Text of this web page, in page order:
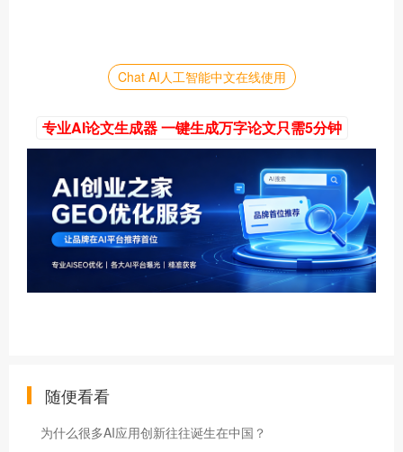
Chat AI人工智能中文在线使用
专业AI论文生成器 一键生成万字论文只需5分钟
随便看看
为什么很多AI应用创新往往诞生在中国？